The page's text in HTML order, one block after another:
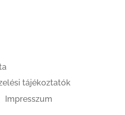
tájékoztatók
Impresszum